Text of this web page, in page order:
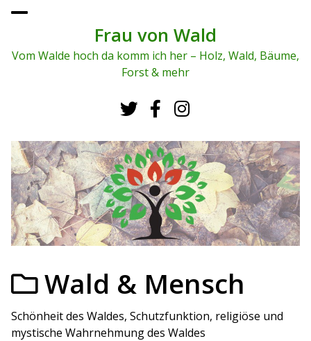
To
me
Frau von Wald
Vom Walde hoch da komm ich her – Holz, Wald, Bäume,
Forst & mehr
Wald & Mensch
Schönheit des Waldes, Schutzfunktion, religiöse und
mystische Wahrnehmung des Waldes